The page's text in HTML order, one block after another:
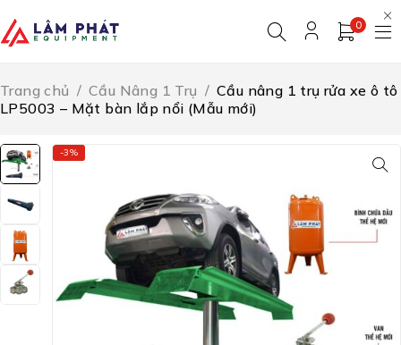
0
Trang chủ / Cầu Nâng 1 Trụ / Cầu nâng 1 trụ rửa xe ô tô
LP5003 – Mặt bàn lắp nổi (Mẫu mới)
-3%